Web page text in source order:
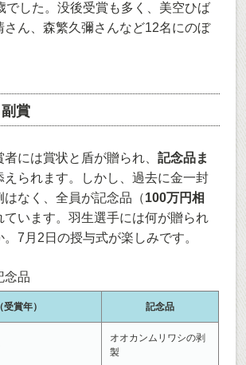
でした。没後受賞も多く、美空ひば
さん、森繁久彌さんなど12名にのぼ
賞
者には賞状と盾が贈られ、記念品ま
えられます。しかし、過去に金一封
はなく、全員が記念品（100万円相
ています。羽生選手には何が贈られ
7月2日の授与式が楽しみです。
念品
受賞年） 記念品
オオカンムリワシの剥
製